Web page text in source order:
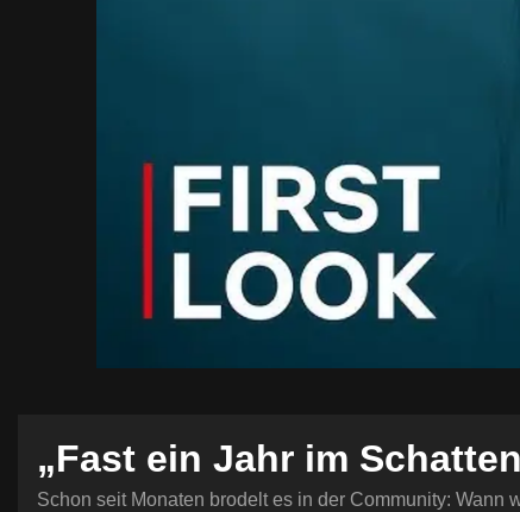
„Fast ein Jahr im
Schon seit Monaten brodelt es in der Community: